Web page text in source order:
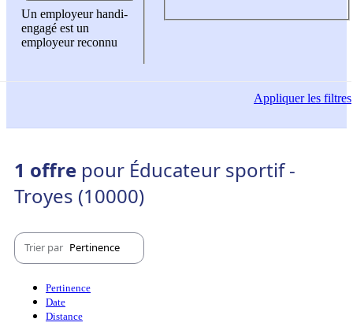
Un employeur handi-
engagé est un
employeur reconnu
Appliquerles filtres
1 offre pour Éducateur sportif -
Troyes (10000)
Trier par Pertinence
Pertinence
Date
Distance